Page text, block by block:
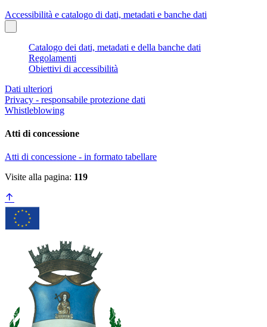
Accessibilità e catalogo di dati, metadati e banche dati
Catalogo dei dati, metadati e della banche dati
Regolamenti
Obiettivi di accessibilità
Dati ulteriori
Privacy - responsabile protezione dati
Whistleblowing
Atti di concessione
Atti di concessione - in formato tabellare
Visite alla pagina: 119